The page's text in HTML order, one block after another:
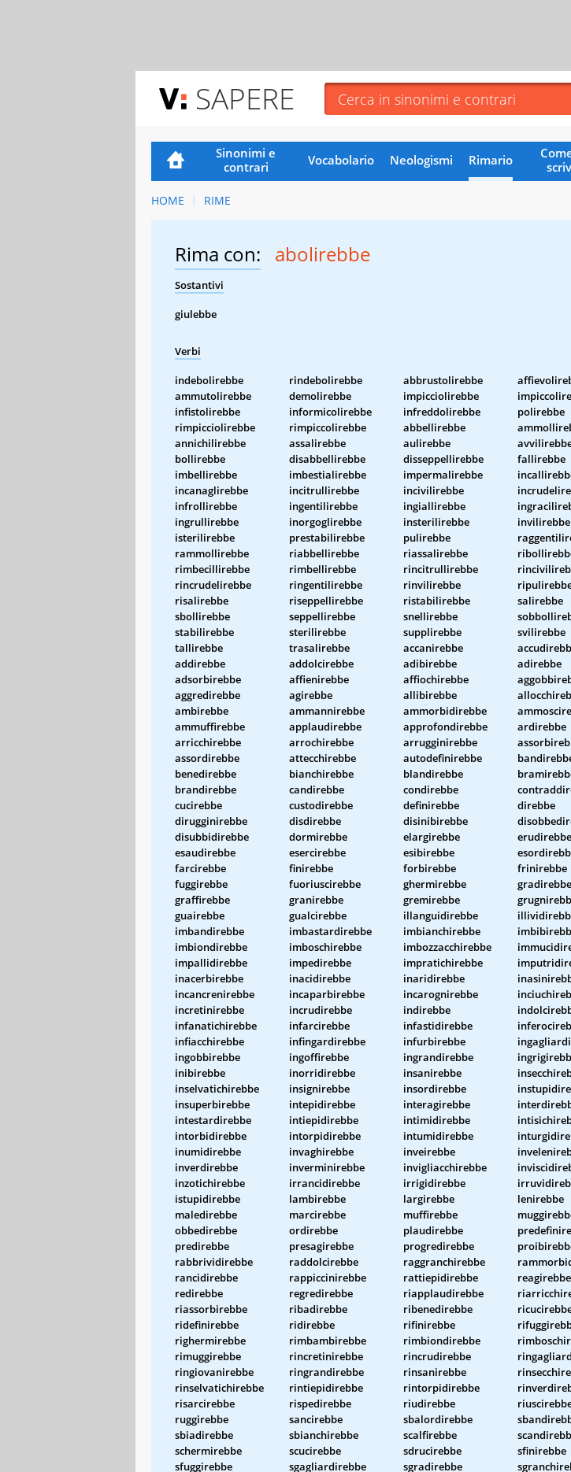
SAPERE
Sinonimi e
contrari
Vocabolario Neologismi Rimario
HOME RIME
Rima con: abolirebbe
Sostantivi
giulebbe
Verbi
indebolirebbe rindebolirebbe abbrustolirebbe
ammutolirebbe
demolirebbe impicciolirebbe
infistolirebbe
informicolirebbe infreddolirebbe
polirebbe
rimpicciolirebbe
rimpiccolirebbe abbellirebbe
annichilirebbe
assalirebbe aulirebbe
bollirebbe
disabbellirebbe disseppellirebbe
fallirebbe
imbellirebbe
imbestialirebbe impermalirebbe
incanaglirebbe
incitrullirebbe incivilirebbe
infrollirebbe
ingentilirebbe ingiallirebbe
ingrullirebbe
inorgoglirebbe insterilirebbe
invilirebbe
isterilirebbe
prestabilirebbe pulirebbe
rammollirebbe
riabbellirebbe riassalirebbe
rimbecillirebbe
rimbellirebbe rincitrullirebbe
rincrudelirebbe
ringentilirebbe rinvilirebbe
risalirebbe
riseppellirebbe ristabilirebbe
salirebbe
sbollirebbe
seppellirebbe snellirebbe
stabilirebbe
sterilirebbe supplirebbe
svilirebbe
tallirebbe
trasalirebbe accanirebbe
addirebbe
addolcirebbe adibirebbe
adirebbe
adsorbirebbe
affienirebbe affiochirebbe
aggredirebbe
agirebbe allibirebbe
ambirebbe
ammannirebbe ammorbidirebbe
ammuffirebbe
applaudirebbe approfondirebbe
ardirebbe
arricchirebbe
arrochirebbe arrugginirebbe
assordirebbe
attecchirebbe autodefinirebbe
benedirebbe
bianchirebbe blandirebbe
brandirebbe
candirebbe condirebbe
cucirebbe
custodirebbe definirebbe
direbbe
dirugginirebbe
disdirebbe disinibirebbe
disubbidirebbe
dormirebbe elargirebbe
erudirebbe
esaudirebbe
esercirebbe esibirebbe
farcirebbe
finirebbe forbirebbe
frinirebbe
fuggirebbe
fuoriuscirebbe ghermirebbe
gradirebbe
graffirebbe
granirebbe gremirebbe
guairebbe
gualcirebbe illanguidirebbe
imbandirebbe
imbastardirebbe imbianchirebbe
imbiondirebbe
imboschirebbe imbozzacchirebbe
impallidirebbe
impedirebbe impratichirebbe
inacerbirebbe
inacidirebbe inaridirebbe
incancrenirebbe
incaparbirebbe incarognirebbe
incretinirebbe
incrudirebbe indirebbe
infanatichirebbe
infarcirebbe infastidirebbe
infiacchirebbe
infingardirebbe infurbirebbe
ingobbirebbe
ingoffirebbe ingrandirebbe
inibirebbe
inorridirebbe insanirebbe
inselvatichirebbe
insignirebbe insordirebbe
insuperbirebbe
intepidirebbe interagirebbe
intestardirebbe
intiepidirebbe intimidirebbe
intorbidirebbe
intorpidirebbe intumidirebbe
inumidirebbe
invaghirebbe inveirebbe
inverdirebbe
inverminirebbe invigliacchirebbe
inzotichirebbe
irrancidirebbe irrigidirebbe
istupidirebbe
lambirebbe largirebbe
lenirebbe
maledirebbe
marcirebbe muffirebbe
obbedirebbe
ordirebbe plaudirebbe
predirebbe
presagirebbe progredirebbe
rabbrividirebbe
raddolcirebbe raggranchirebbe
rancidirebbe
rappiccinirebbe rattiepidirebbe
reagirebbe
redirebbe
regredirebbe riapplaudirebbe
riassorbirebbe
ribadirebbe ribenedirebbe
ridefinirebbe
ridirebbe rifinirebbe
righermirebbe
rimbambirebbe rimbiondirebbe
rimuggirebbe
rincretinirebbe rincrudirebbe
ringiovanirebbe
ringrandirebbe rinsanirebbe
rinselvatichirebbe
rintiepidirebbe rintorpidirebbe
risarcirebbe
rispedirebbe riudirebbe
ruggirebbe
sancirebbe sbalordirebbe
sbiadirebbe
sbianchirebbe scalfirebbe
schermirebbe
scucirebbe sdrucirebbe
sfinirebbe
sfuggirebbe
sgagliardirebbe sgradirebbe